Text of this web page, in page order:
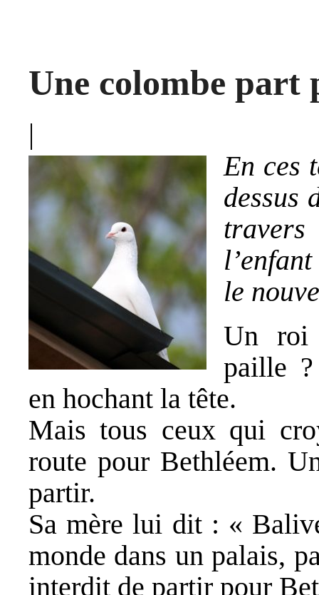
Une colombe part
|
En ces
dessus
le
Un roi
paille
en hochant la tête.
Mais tous ceux qui
route pour Bethléem.
partir.
Sa mère lui dit : «
monde dans un palais,
interdit de partir pour